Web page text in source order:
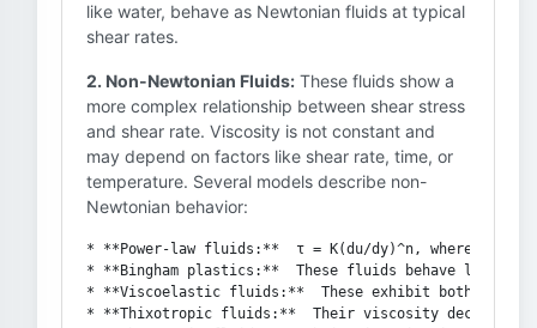
like water, behave as Newtonian fluids at typical
shear rates.
2. Non-Newtonian Fluids: These fluids show a
more complex relationship between shear stress
and shear rate. Viscosity is not constant and
may depend on factors like shear rate, time, or
temperature. Several models describe non-
Newtonian behavior:
* **Power-law fluids:**  τ = K(du/dy)^n, where K is
* **Bingham plastics:**  These fluids behave like
* **Viscoelastic fluids:**  These exhibit both
* **Thixotropic fluids:**  Their viscosity decreases